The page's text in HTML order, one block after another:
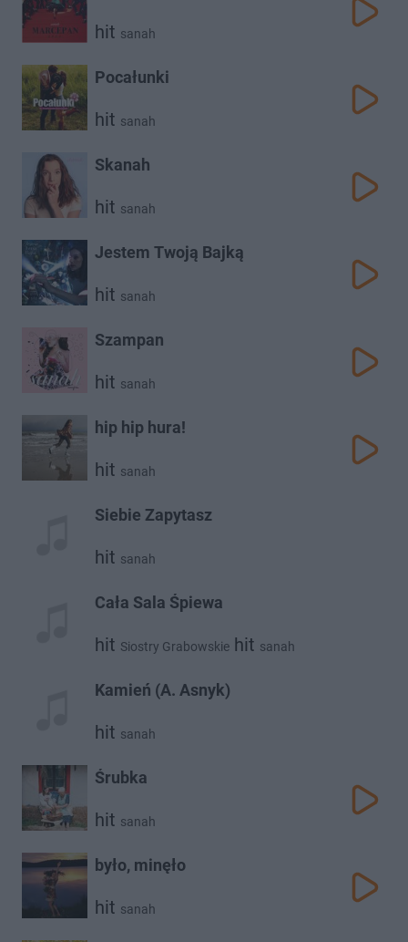
hit sanah
Pocałunki
hit sanah
Skanah
hit sanah
Jestem Twoją Bajką
hit sanah
Szampan
hit sanah
hip hip hura!
hit sanah
Siebie Zapytasz
hit sanah
Cała Sala Śpiewa
hit Siostry Grabowskie hit sanah
Kamień (A. Asnyk)
hit sanah
Śrubka
hit sanah
było, minęło
hit sanah